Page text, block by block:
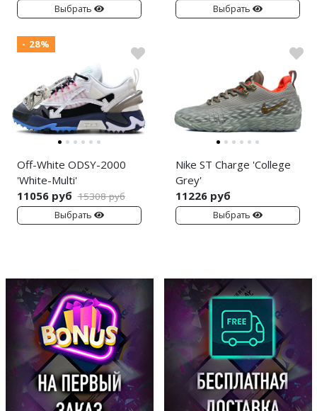
Выбрать Выбрать
- 28%
Off-White ODSY-2000
'White-Multi'
11056 руб 15308 руб
Выбрать
Nike ST Charge 'College
Grey'
11226 руб
Выбрать